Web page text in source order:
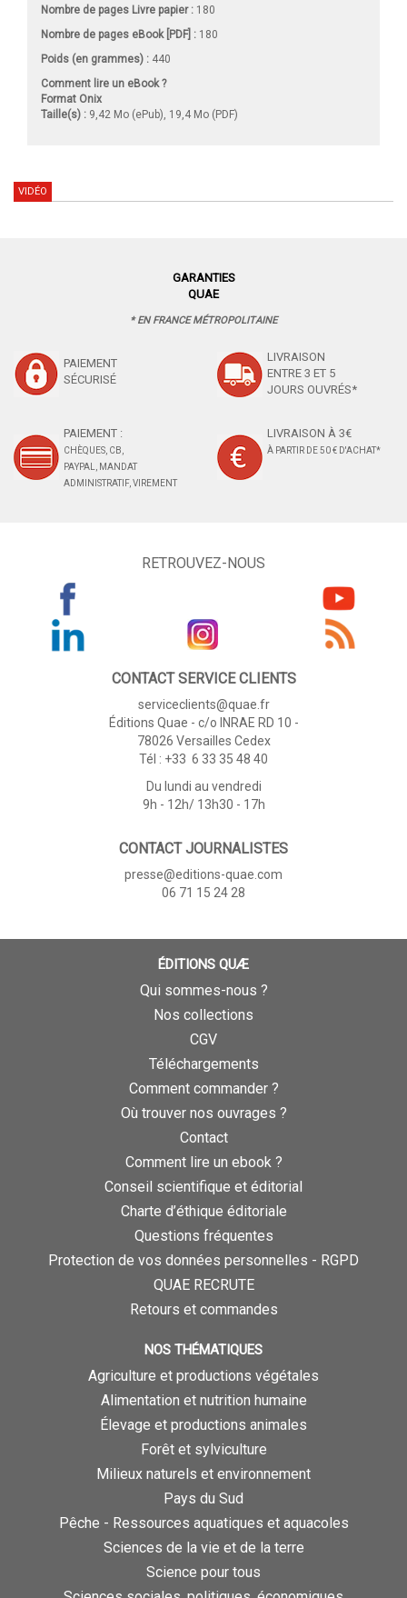
Nombre de pages Livre papier: 180
Nombre de pages eBook [PDF] : 180
Poids (en grammes) : 440
Comment lire un eBook ?
Format Onix
Taille(s) : 9,42 Mo (ePub), 19,4 Mo (PDF)
VIDÉO
GARANTIES
QUAE
* EN FRANCE MÉTROPOLITAINE
PAIEMENT
SÉCURISÉ
LIVRAISON
ENTRE 3 ET 5
JOURS OUVRÉS*
PAIEMENT :
CHÈQUES, CB,
PAYPAL, MANDAT
ADMINISTRATIF, VIREMENT
LIVRAISON À 3€
À PARTIR DE 50 € D'ACHAT*
RETROUVEZ-NOUS
CONTACT SERVICE CLIENTS
serviceclients@quae.fr
Éditions Quae - c/o INRAE RD 10 -
78026 Versailles Cedex
Tél : +33 6 33 35 48 40
Du lundi au vendredi
9h - 12h/ 13h30 - 17h
CONTACT JOURNALISTES
presse@editions-quae.com
06 71 15 24 28
ÉDITIONS QUÆ
Qui sommes-nous ?
Nos collections
CGV
Téléchargements
Comment commander ?
Où trouver nos ouvrages ?
Contact
Comment lire un ebook ?
Conseil scientifique et éditorial
Charte d’éthique éditoriale
Questions fréquentes
Protection de vos données personnelles - RGPD
QUAE RECRUTE
Retours et commandes
NOS THÉMATIQUES
Agriculture et productions végétales
Alimentation et nutrition humaine
Élevage et productions animales
Forêt et sylviculture
Milieux naturels et environnement
Pays du Sud
Pêche - Ressources aquatiques et aquacoles
Sciences de la vie et de la terre
Science pour tous